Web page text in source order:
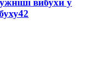
вибухи у
42